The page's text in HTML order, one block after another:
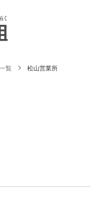
覧 松山営業所